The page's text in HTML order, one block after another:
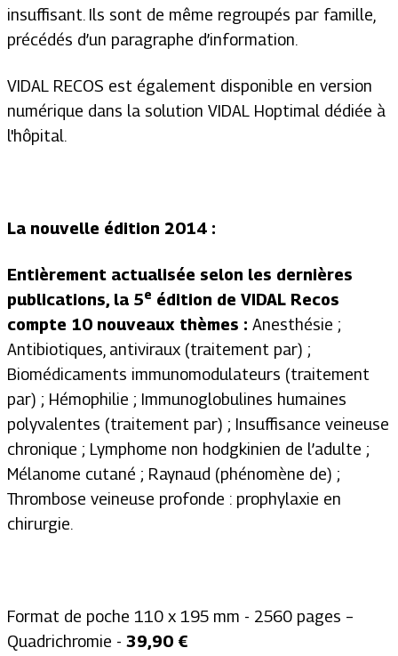
insuffisant. Ils sont de même regroupés par famille,
précédés d’un paragraphe d’information.
VIDAL RECOS est également disponible en version
numérique dans la solution VIDAL Hoptimal dédiée à
l'hôpital.
La nouvelle édition 2014 :
Entièrement actualisée selon les dernières
publications, la 5e édition de VIDAL Recos
compte 10 nouveaux thèmes : Anesthésie ;
Antibiotiques, antiviraux (traitement par) ;
Biomédicaments immunomodulateurs (traitement
par) ; Hémophilie ; Immunoglobulines humaines
polyvalentes (traitement par) ; Insuffisance veineuse
chronique ; Lymphome non hodgkinien de l’adulte ;
Mélanome cutané ; Raynaud (phénomène de) ;
Thrombose veineuse profonde : prophylaxie en
chirurgie.
Format de poche 110 x 195 mm - 2560 pages –
Quadrichromie - 39,90 €